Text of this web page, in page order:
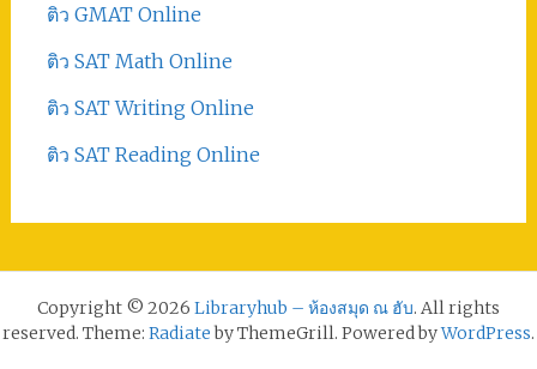
ติว GMAT Online
ติว SAT Math Online
ติว SAT Writing Online
ติว SAT Reading Online
Copyright © 2026 Libraryhub – ห้องสมุด ณ ฮับ. All rights
reserved. Theme: Radiateby ThemeGrill. Powered byWordPress.